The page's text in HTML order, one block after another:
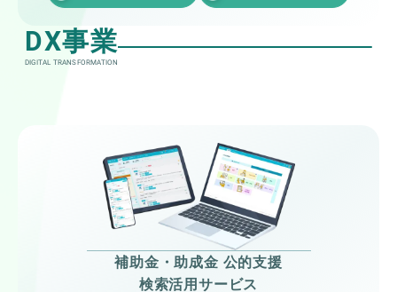
DX事業
DIGITAL TRANSFORMATION
補助金・助成金 公的支援
検索活用サービス